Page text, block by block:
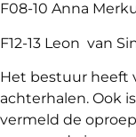
F08-10 Anna
F12-13 Leon van
Het bestuur heeft
achterhalen. Ook
vermeld de